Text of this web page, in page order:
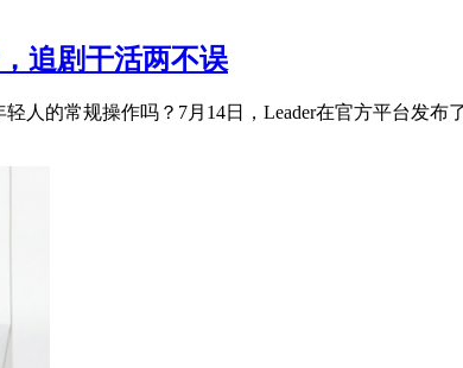
追剧干活两不误
人的常规操作吗？7月14日，Leader在官方平台发布